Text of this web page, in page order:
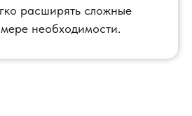
расширять сложные
необходимости.